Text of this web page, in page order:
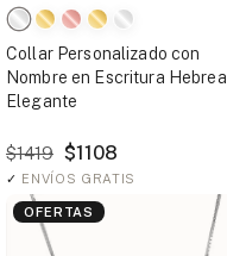
Collar Personalizado con
Nombre en Escritura Hebrea
Elegante
$1419 $1108
✓ ENVÍOS GRATIS
OFERTAS